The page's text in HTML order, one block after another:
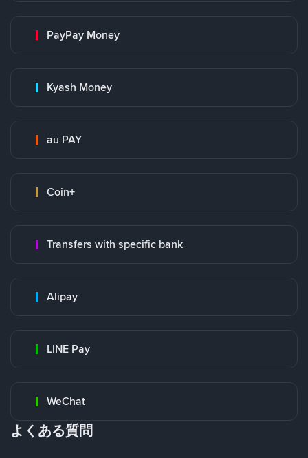
PayPay Money
Kyash Money
au PAY
Coin+
Transfers with specific bank
Alipay
LINE Pay
WeChat
よくある質問